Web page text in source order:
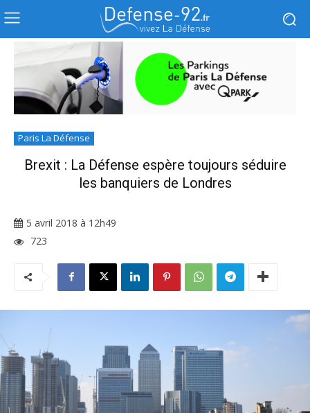
Paris La Défense
Brexit : La Défense espère toujours séduire
les banquiers de Londres
5 avril 2018 à 12h49
723